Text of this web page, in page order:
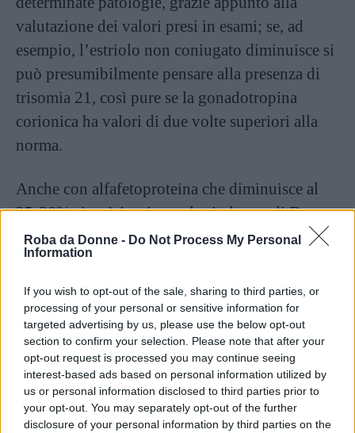
Roba da Donne - Do Not Process My Personal
Information
If you wish to opt-out of the sale, sharing to third parties, or
processing of your personal or sensitive information for
targeted advertising by us, please use the below opt-out
section to confirm your selection. Please note that after your
opt-out request is processed you may continue seeing
interest-based ads based on personal information utilized by
us or personal information disclosed to third parties prior to
your opt-out. You may separately opt-out of the further
disclosure of your personal information by third parties on the
valutazione dei valori presi in esami; se, ad
esempio, l’estriolo non coniugato diminuisce si
può presumibilmente pensare alla presenza di
trisomia 21, così pure se la gonadotropina
corionica ha valori di due volte superiori alla
norma.
Anche con alfafetoproteina che diminuisce al
25-30% si può ipotizzare la sindrome di Down,
mentre se aumenta può essere indicativo di
difetti del tubo neurale (il tri test ha una
percentuale di attendibilità in questo senso del
90%) o della parete addominale; in questo caso,
si consiglia alla paziente un’ecografia per avere
un’idea più chiara della situazione.
Continua a leggere dopo la pubblicità